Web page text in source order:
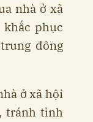
nhà ở xã
phục
đông
ở xã hội
tránh tình